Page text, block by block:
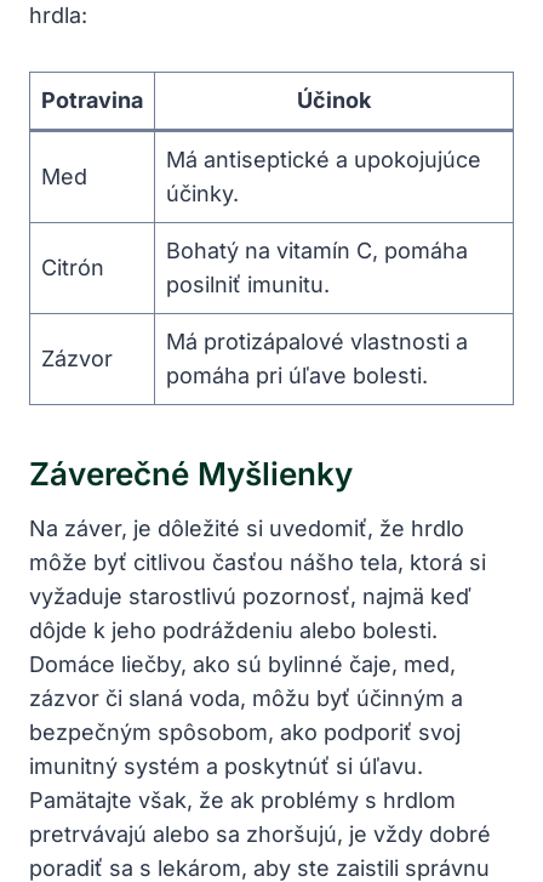
hrdla:
Potravina Účinok
Med
Má antiseptické a ‍upokojujúce
účinky.
Citrón
Bohatý ‌na vitamín C, pomáha
posilniť imunitu.
Zázvor
Má protizápalové vlastnosti‍ a
pomáha‌ pri úľave bolesti.
Záverečné Myšlienky
Na‌ záver, je dôležité si‌ uvedomiť, že hrdlo
‍môže‍ byť citlivou časťou nášho tela, ktorá si
vyžaduje ⁢starostlivú⁢ pozornosť, najmä keď
dôjde k jeho ‍podráždeniu alebo bolesti.
‍Domáce liečby, ako sú ⁤bylinné čaje, med,‍
zázvor či ⁢slaná voda, môžu byť účinným a
bezpečným spôsobom, ako podporiť svoj
imunitný systém a poskytnúť si úľavu.
Pamätajte však, že ak problémy ⁤s hrdlom
pretrvávajú alebo sa zhoršujú, je vždy ‍dobré
poradiť sa s lekárom, aby ste zaistili správnu